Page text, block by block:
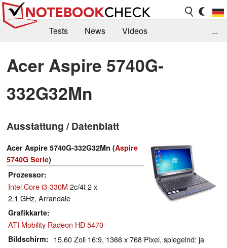
Tests News
Videos
Kaufberatung
Deals Suche
Jobs
Forum
...
Acer Aspire 5740G-
332G32Mn
Ausstattung / Datenblatt
Acer Aspire 5740G-332G32Mn (Aspire
5740G Serie)
Prozessor
Intel Core i3-330M 2c/4t 2 x
2.1 GHz, Arrandale
Grafikkarte
ATI Mobility Radeon HD 5470
Bildschirm 15.60 Zoll 16:9, 1366 x 768 Pixel, spiegelnd: ja